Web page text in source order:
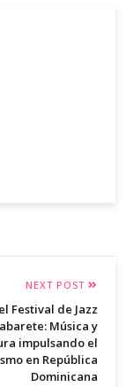
NEXT POST
Festival de Jazz
Música y
impulsando el
en República
Dominicana